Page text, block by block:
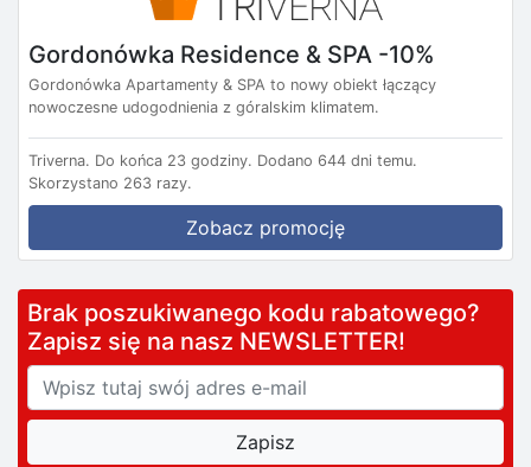
Gordonówka Residence & SPA -10%
Gordonówka Apartamenty & SPA to nowy obiekt łączący
nowoczesne udogodnienia z góralskim klimatem.
Triverna. Do końca 23 godziny. Dodano 644 dni temu.
Skorzystano 263 razy.
Zobacz promocję
Brak poszukiwanego kodu rabatowego?
Zapisz się na nasz NEWSLETTER!